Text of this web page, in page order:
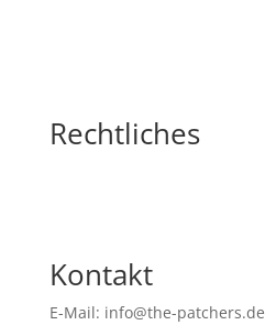
Rechtliches
Kontakt
E-Mail: info@the-patchers.de